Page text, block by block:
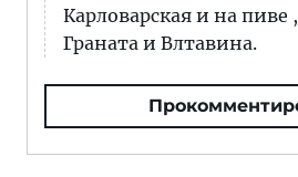
Карловарская и на пиве
Граната и Влтавина.